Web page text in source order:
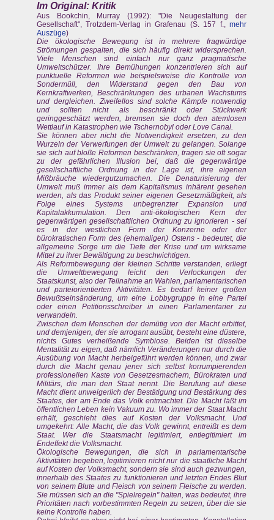
Im Original: Kritik
Aus Bookchin, Murray (1992): "Die Neugestaltung der
Gesellschaft", Trotzdem-Verlag in Grafenau (S. 157 f.,mehr
Auszüge)
Die ökologische Bewegung ist in mehrere fragwürdige
Strömungen gespalten, die sich häufig direkt widersprechen.
Viele Menschen sind einfach nur ganz pragmatische
Umweltschützer. Ihre Bemühungen konzentrieren sich auf
punktuelle Reformen wie beispielsweise die Kontrolle von
Sondermüll, den Widerstand gegen den Bau von
Kernkraftwerken, Beschränkungen des urbanen Wachstums
und dergleichen. Zweifellos sind solche Kämpfe notwendig
und sollten nicht als beschränkt oder Stückwerk
geringgeschätzt werden, bremsen sie doch den atemlosen
Wettlauf in Katastrophen wie Tschernobyl oder Love Canal.
Sie können aber nicht die Notwendigkeit ersetzen, zu den
Wurzeln der Verwerfungen der Umwelt zu gelangen. Solange
sie sich auf bloße Reformen beschränken, tragen sie oft sogar
zu der gefährlichen Illusion bei, daß die gegenwärtige
gesellschaftliche Ordnung in der Lage ist, ihre eigenen
Mißbräuche wiedergutzumachen. Die Denaturisierung der
Umwelt muß immer als dem Kapitalismus inhärent gesehen
werden, als das Produkt seiner eigenen Gesetzmäßigkeit, als
Folge eines Systems unbegrenzter Expansion und
Kapitalakkumulation. Den anti-ökologischen Kern der
gegenwärtigen gesellschaftlichen Ordnung zu ignorieren - sei
es in der westlichen Form der Konzerne oder der
bürokratischen Form des (ehemaligen) Ostens - bedeutet, die
allgemeine Sorge um die Tiefe der Krise und um wirksame
Mittel zu ihrer Bewältigung zu beschwichtigen.
Als Reformbewegung der kleinen Schritte verstanden, erliegt
die Umweltbewegung leicht den Verlockungen der
Staatskunst, also der Teilnahme an Wahlen, parlamentarischen
und parteiorientierten Aktivitäten. Es bedarf keiner großen
Bewußtseinsänderung, um eine Lobbygruppe in eine Partei
oder einen Petitionsschreiber in einen Parlamentarier zu
verwandeln.
Zwischen dem Menschen der demütig von der Macht erbittet,
und demjenigen, der sie arrogant ausübt, besteht eine düstere,
nichts Gutes verheißende Symbiose. Beiden ist dieselbe
Mentalität zu eigen, daß nämlich Veränderungen nur durch die
Ausübung von Macht herbeigeführt werden können, und zwar
durch die Macht genau jener sich selbst korrumpierenden
professionellen Kaste von Gesetzesmachern, Bürokraten und
Militärs, die man den Staat nennt. Die Berufung auf diese
Macht dient unweigerlich der Bestätigung und Bestärkung des
Staates, der am Ende das Volk entmachtet. Die Macht läßt im
öffentlichen Leben kein Vakuum zu. Wo immer der Staat Macht
erhält, geschieht dies auf Kosten der Volksmacht. Und
umgekehrt: Alle Macht, die das Volk gewinnt, entreißt es dem
Staat. Wer die Staatsmacht legitimiert, entlegitimiert im
Endeffekt die Volksmacht.
Ökologische Bewegungen, die sich in parlamentarische
Aktivitäten begeben, legitimieren nicht nur die staatliche Macht
auf Kosten der Volksmacht, sondern sie sind auch gezwungen,
innerhalb des Staates zu funktionieren und letzten Endes Blut
von seinem Blute und Fleisch von seinem Fleische zu werden.
Sie müssen sich an die "Spielregeln" halten, was bedeutet, ihre
Prioritäten nach vorbestimmten Regeln zu setzen, über die sie
keine Kontrolle haben.